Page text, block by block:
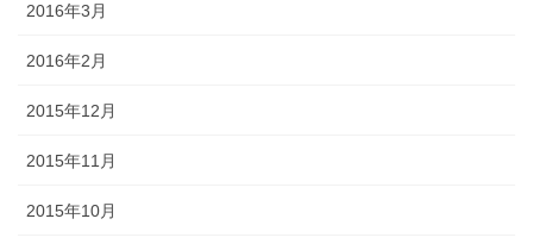
2016年3月
2016年2月
2015年12月
2015年11月
2015年10月